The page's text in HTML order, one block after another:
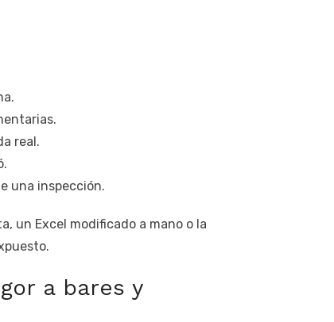
real.
una inspección.
un Excel modificado a mano o la
a bares y